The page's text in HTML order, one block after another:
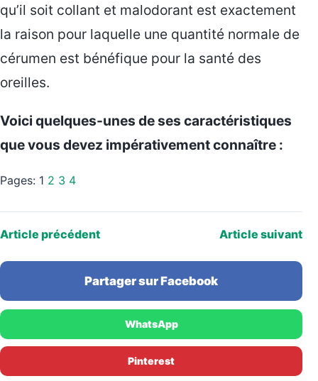
qu’il soit collant et malodorant est exactement
la raison pour laquelle une quantité normale de
cérumen est bénéfique pour la santé des
oreilles.
Voici quelques-unes de ses caractéristiques
que vous devez impérativement connaître :
Pages: 1 2 3 4
Article précédent Article suivant
Partager sur Facebook
WhatsApp
Pinterest